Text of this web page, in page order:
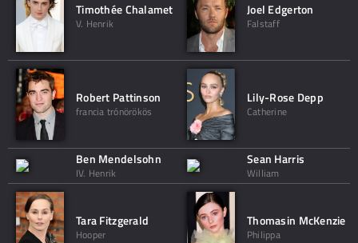
Timothée Chalamet
V. Henrik
Joel Edgerton
Falstaff
Robert Pattinson
francia trónörökös
Lily-Rose Depp
Catherine
Ben Mendelsohn
IV. Henrik
Sean Harris
William
Tara Fitzgerald
Hooper
Thomasin McKenzie
Philippa